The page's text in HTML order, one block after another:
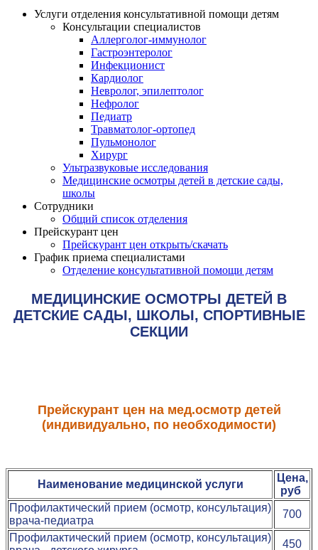
Услуги отделения консультативной помощи детям
Консультации специалистов
Аллерголог-иммунолог
Гастроэнтеролог
Инфекционист
Кардиолог
Невролог, эпилептолог
Нефролог
Педиатр
Травматолог-ортопед
Пульмонолог
Хирург
Ультразвуковые исследования
Медицинские осмотры детей в детские сады,
школы
Сотрудники
Общий список отделения
Прейскурант цен
Прейскурант цен открыть/скачать
График приема специалистами
Отделение консультативной помощи детям
МЕДИЦИНСКИЕ ОСМОТРЫ ДЕТЕЙ В
ДЕТСКИЕ САДЫ, ШКОЛЫ, СПОРТИВНЫЕ
СЕКЦИИ
Прейскурант цен на мед.осмотр детей
(индивидуально, по необходимости)
Наименование медицинской услуги
Цена,
руб
Профилактический прием (осмотр, консультация)
врача-педиатра
700
Профилактический прием (осмотр, консультация)
450